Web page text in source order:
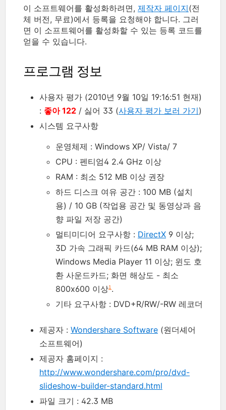
이 소프트웨어를 활성화하려면, 제작자 페이지(전
체 버전, 무료)에서 등록을 요청해야 합니다. 그러
면 이 소프트웨어를 활성화할 수 있는 등록 코드를
얻을 수 있습니다.
프로그램 정보
사용자 평가 (2010년 9월 10일 19:16:51 현재)
: 좋아 122 / 싫어 33 (사용자 평가 보러 가기)
시스템 요구사항
운영체제 : Windows XP/ Vista/ 7
CPU : 펜티엄4 2.4 GHz 이상
RAM : 최소 512 MB 이상 권장
하드 디스크 여유 공간 : 100 MB (설치
용) / 10 GB (작업용 공간 및 동영상과 음
향 파일 저장 공간)
멀티미디어 요구사항 : DirectX 9 이상;
3D 가속 그래픽 카드(64 MB RAM 이상);
Windows Media Player 11 이상; 윈도 호
환 사운드카드; 화면 해상도 - 최소
800x600 이상1 .
기타 요구사항 : DVD+R/RW/-RW 레코더
제공자 : Wondershare Software (원더셰어
소프트웨어)
제공자 홈페이지 :
http://www.wondershare.com/pro/dvd-
slideshow-builder-standard.html
파일 크기 : 42.3 MB